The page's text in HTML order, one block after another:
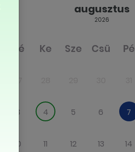
augusztus
2026
Hé Ke Sze Csü Pé
3 4 5 6 7
10 11 12 13 14